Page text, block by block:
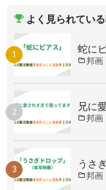
よく見られてい
蛇に
邦画
兄に
邦画
うさ
邦画